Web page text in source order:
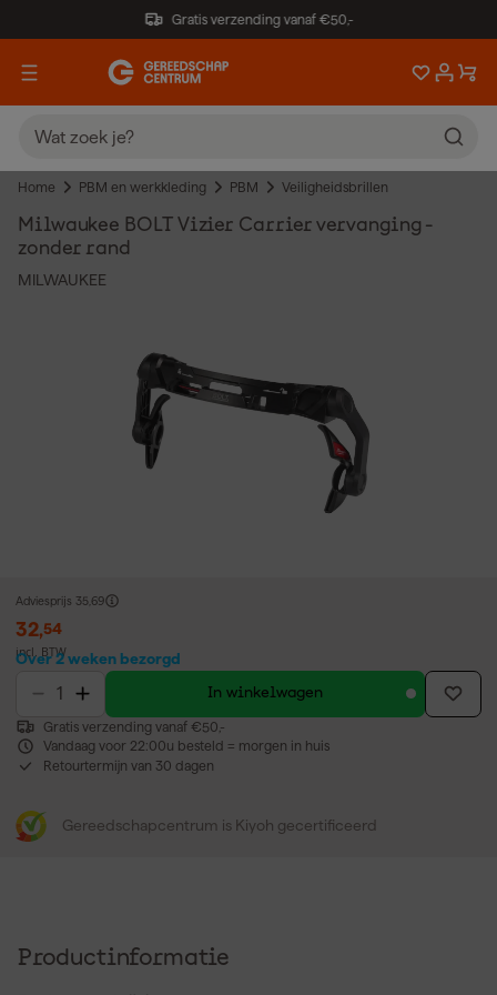
Gratis verzending vanaf €50,-
Home PBM en werkkleding PBM Veiligheidsbrillen
Milwaukee BOLT Vizier Carrier vervanging -
zonder rand
MILWAUKEE
Adviesprijs 35,69
32,54
incl. BTW
Over 2 weken bezorgd
In winkelwagen
Gratis verzending vanaf €50,-
Vandaag voor 22:00u besteld = morgen in huis
Retourtermijn van 30 dagen
Gereedschapcentrum is Kiyoh gecertificeerd
Productinformatie